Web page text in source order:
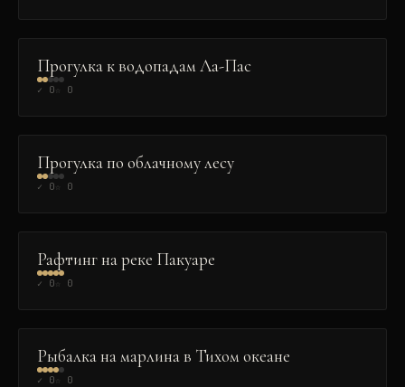
ПРИРОДА
Прогулка к водопадам Ла-Пас
✓ 0 0
ПРИРОДА
Прогулка по облачному лесу
✓ 0 0
ЭКСТРИМ
Рафтинг на реке Пакуаре
✓ 0 0
ЭКСТРИМ
Рыбалка на марлина в Тихом океане
✓ 0 0